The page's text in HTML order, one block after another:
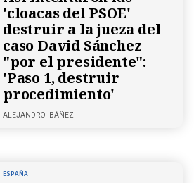
'cloacas del PSOE'
destruir a la jueza del
caso David Sánchez
"por el presidente":
'Paso 1, destruir
procedimiento'
ALEJANDRO IBÁÑEZ
ESPAÑA